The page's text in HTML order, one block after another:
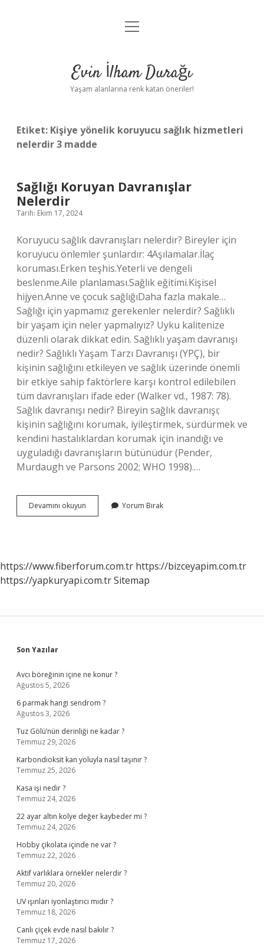
Anasayfa
Yasal Uyarı
menüyü
Evin İlham Durağı
Yaşam alanlarına renk katan öneriler!
Etiket: Kişiye yönelik koruyucu sağlık hizmetleri
nelerdir 3 madde
Sağlığı Koruyan Davranışlar
Nelerdir
Tarih: Ekim 17, 2024
Koruyucu sağlık davranışları nelerdir? Bireyler için
koruyucu önlemler şunlardır: 4Aşılamalar.İlaç
koruması.Erken teşhis.Yeterli ve dengeli
beslenme.Aile planlaması.Sağlık eğitimi.Kişisel
hijyen.Anne ve çocuk sağlığıDaha fazla makale…
Sağlığı için yapmamız gerekenler nelerdir? Sağlıklı
bir yaşam için neler yapmalıyız? Uyku kalitenize
düzenli olarak dikkat edin. Sağlıklı yaşam davranışı
nedir? Sağlıklı Yaşam Tarzı Davranışı (YPÇ), bir
kişinin sağlığını etkileyen ve sağlık üzerinde önemli
bir etkiye sahip faktörlere karşı kontrol edilebilen
tüm davranışları ifade eder (Walker vd., 1987: 78).
Sağlık davranışı nedir? Bireyin sağlık davranışı;
kişinin sağlığını korumak, iyileştirmek, sürdürmek ve
kendini hastalıklardan korumak için inandığı ve
uyguladığı davranışların bütünüdür (Pender,
Murdaugh ve Parsons 2002; WHO 1998).…
Devamını okuyun
Koruyan
Yorum Bırak
https://www.fiberforum.com.tr https://bizceyapim.com.tr
https://yapkuryapi.com.trSitemap
Sidebar
Son Yazılar
Avcı böreğinin içine ne konur ?
Ağustos 5, 2026
6 parmak hangi sendrom ?
Ağustos 3, 2026
Tuz Gölü’nün derinliği ne kadar ?
Temmuz 29, 2026
Karbondioksit kan yoluyla nasıl taşınır ?
Temmuz 25, 2026
Kasa işi nedir ?
Temmuz 24, 2026
22 ayar altın kolye değer kaybeder mi ?
Temmuz 24, 2026
Hobby çikolata içinde ne var ?
Temmuz 22, 2026
Aktif varlıklara örnekler nelerdir ?
Temmuz 20, 2026
UV ışınları iyonlaştırıcı mıdır ?
Temmuz 18, 2026
Canlı çiçek evde nasıl bakılır ?
Temmuz 17, 2026